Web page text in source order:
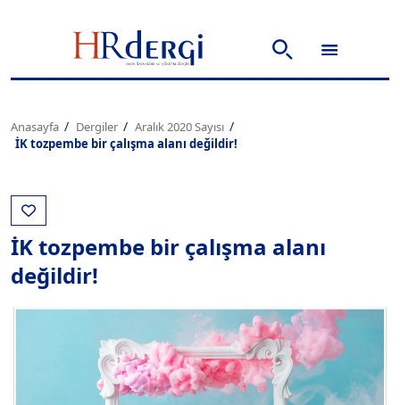
Anasayfa Dergiler
Aralık 2020 Sayısı
İK tozpembe bir çalışma alanı değildir!
İK tozpembe bir çalışma alanı
değildir!